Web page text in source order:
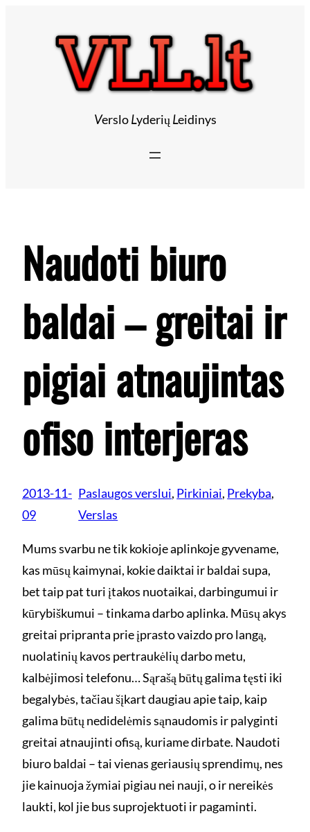
VersloLyderių Leidinys
Naudoti biuro
baldai – greitai ir
pigiai atnaujintas
ofiso interjeras
2013-11-
09
Paslaugos verslui, Pirkiniai, Prekyba
Verslas
Mums svarbu ne tik kokioje aplinkoje gyvename,
kas mūsų kaimynai, kokie daiktai ir baldai supa,
bet taip pat turi įtakos nuotaikai, darbingumui ir
kūrybiškumui – tinkama darbo aplinka. Mūsų akys
greitai pripranta prie įprasto vaizdo pro langą,
nuolatinių kavos pertraukėlių darbo metu,
kalbėjimosi telefonu… Sąrašą būtų galima tęsti iki
begalybės, tačiau šįkart daugiau apie taip, kaip
galima būtų nedidelėmis sąnaudomis ir palyginti
greitai atnaujinti ofisą, kuriame dirbate. Naudoti
biuro baldai – tai vienas geriausių sprendimų, nes
jie kainuoja žymiai pigiau nei nauji, o ir nereikės
laukti, kol jie bus suprojektuoti ir pagaminti.